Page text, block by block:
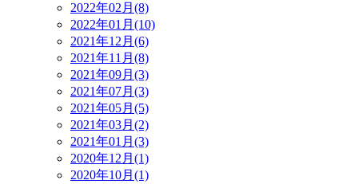
2022年02月(8)
2022年01月(10)
2021年12月(6)
2021年11月(8)
2021年09月(3)
2021年07月(3)
2021年05月(5)
2021年03月(2)
2021年01月(3)
2020年12月(1)
2020年10月(1)